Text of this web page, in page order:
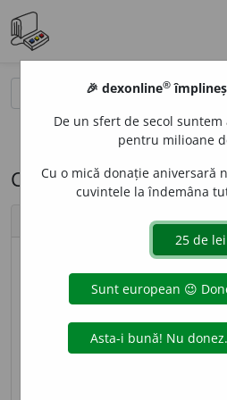
Cuvântul zilei, 21 iunie
OZĂ, helioze, s. f.(Livr.)
héliose.
🎉 dexonline®
De un sfert de secol
pentru milioane
Cu o mică donație aniversară
cuvintele la îndemâna